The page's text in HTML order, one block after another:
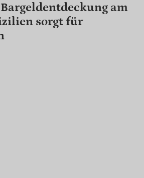
am
sorgt für